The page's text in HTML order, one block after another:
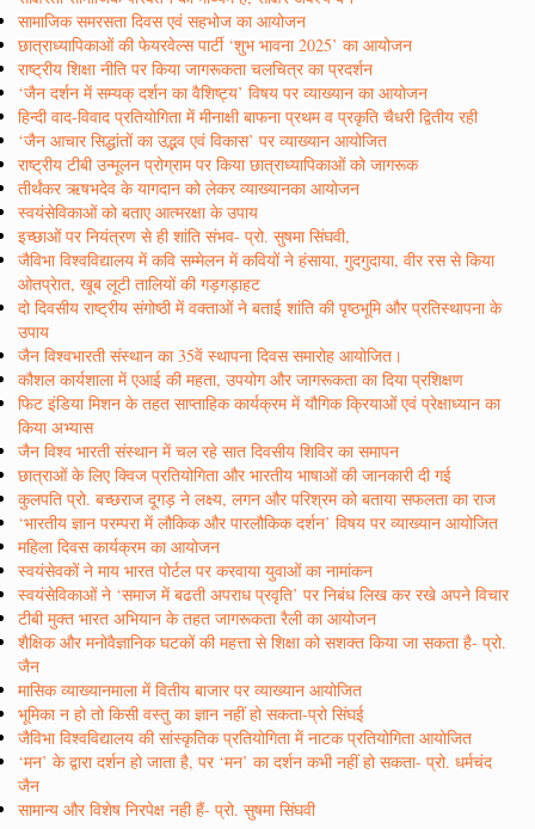
सामाजिक समरसता दिवस एवं सहभोज का आयोजन
छात्राध्यापिकाओं की फेयरवेल्स पार्टी ‘शुभ भावना 2025’ का आयोजन
राष्ट्रीय शिक्षा नीति पर किया जागरूकता चलचित्र का प्रदर्शन
‘जैन दर्शन में सम्यक् दर्शन का वैशिष्ट्य’ विषय पर व्याख्यान का आयोजन
हिन्दी वाद-विवाद प्रतियोगिता में मीनाक्षी बाफना प्रथम व प्रकृति चैधरी द्वितीय रही
‘जैन आचार सिद्धांतों का उद्भव एवं विकास’ पर व्याख्यान आयोजित
राष्ट्रीय टीबी उन्मूलन प्रोग्राम पर किया छात्राध्यापिकाओं को जागरूक
तीर्थंकर ऋषभदेव के यागदान को लेकर व्याख्यानका आयोजन
स्वयंसेविकाओं को बताए आत्मरक्षा के उपाय
इच्छाओं पर नियंत्रण से ही शांति संभव- प्रो. सुषमा सिंघवी,
जैविभा विश्वविद्यालय में कवि सम्मेलन में कवियों ने हंसाया, गुदगुदाया, वीर रस से किया
ओतप्रेात, खूब लूटी तालियों की गड़गड़ाहट
दो दिवसीय राष्ट्रीय संगोष्ठी में वक्ताओं ने बताई शांति की पृष्ठभूमि और प्रतिस्थापना के
उपाय
जैन विश्वभारती संस्थान का 35वें स्थापना दिवस समारोह आयोजित।
कौशल कार्यशाला में एआई की महता, उपयोग और जागरूकता का दिया प्रशिक्षण
फिट इंडिया मिशन के तहत साप्ताहिक कार्यक्रम में यौगिक क्रियाओं एवं प्रेक्षाध्यान का
किया अभ्यास
जैन विश्व भारती संस्थान में चल रहे सात दिवसीय शिविर का समापन
छात्राओं के लिए क्विज प्रतियोगिता और भारतीय भाषाओं की जानकारी दी गई
कुलपति प्रो. बच्छराज दूगड़ ने लक्ष्य, लगन और परिश्रम को बताया सफलता का राज
‘भारतीय ज्ञान परम्परा में लौकिक और पारलौकिक दर्शन’ विषय पर व्याख्यान आयोजित
महिला दिवस कार्यक्रम का आयोजन
स्वयंसेवकों ने माय भारत पोर्टल पर करवाया युवाओं का नामांकन
स्वयंसेविकाओं ने ‘समाज में बढती अपराध प्रवृति’ पर निबंध लिख कर रखे अपने विचार
टीबी मुक्त भारत अभियान के तहत जागरूकता रैली का आयोजन
शैक्षिक और मनोवैज्ञानिक घटकों की महत्ता से शिक्षा को सशक्त किया जा सकता है- प्रो.
जैन
मासिक व्याख्यानमाला में वितीय बाजार पर व्याख्यान आयोजित
भूमिका न हो तो किसी वस्तु का ज्ञान नहीं हो सकता-प्रो सिंघई
जैविभा विश्वविद्यालय की सांस्कृतिक प्रतियोगिता में नाटक प्रतियोगिता आयोजित
‘मन’ के द्वारा दर्शन हो जाता है, पर ‘मन’ का दर्शन कभी नहीं हो सकता- प्रो. धर्मचंद
जैन
सामान्य और विशेष निरपेक्ष नही हैं- प्रो. सुषमा सिंघवी